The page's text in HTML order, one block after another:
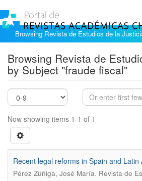
Browsing Revista de Estudios de la
Browsing Revista de
by Subject "fraude fiscal"
Now showing items 1-1 of 1
Recent legal reforms in Spain and Latin
Pérez Zúñiga, José María. Revista de